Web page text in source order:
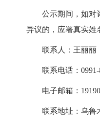
公示期间，如对
异议的，应署真实姓
联系人：王丽丽
联系电话：0991-
电子邮箱：
联系地址：乌鲁